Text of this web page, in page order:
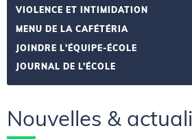
VIOLENCE ET INTIMIDATION
MENU DE LA CAFÉTÉRIA
JOINDRE L'ÉQUIPE-ÉCOLE
JOURNAL DE L’ÉCOLE
Nouvelles &